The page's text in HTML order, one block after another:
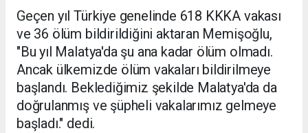
Geçen yıl Türkiye genelinde 618 KKKA vakası
ve 36 ölüm bildirildiğini aktaran Memişoğlu,
"Bu yıl Malatya'da şu ana kadar ölüm olmadı.
Ancak ülkemizde ölüm vakaları bildirilmeye
başlandı. Beklediğimiz şekilde Malatya'da da
doğrulanmış ve şüpheli vakalarımız gelmeye
başladı." dedi.